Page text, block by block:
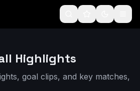
Highlights
goal clips, and key matches,